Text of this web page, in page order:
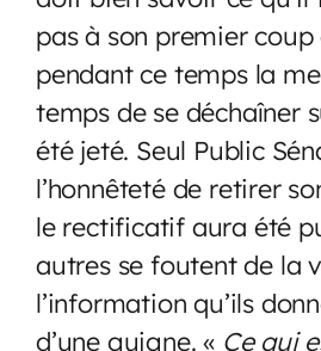
pas à son premier
pendant ce temps la
temps de se déchaîner
été jeté. Seul Public
l’honnêteté de retirer
le rectificatif aura été
autres se foutent de la
l’information qu’ils
d’une guigne. « Ce qui